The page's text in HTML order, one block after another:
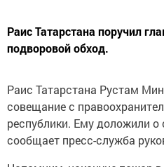
Раис Татарстана поручил
подворовой обход.
Раис Татарстана Рустам
совещание с
республики. Ему доложили
сообщает пресс-служба